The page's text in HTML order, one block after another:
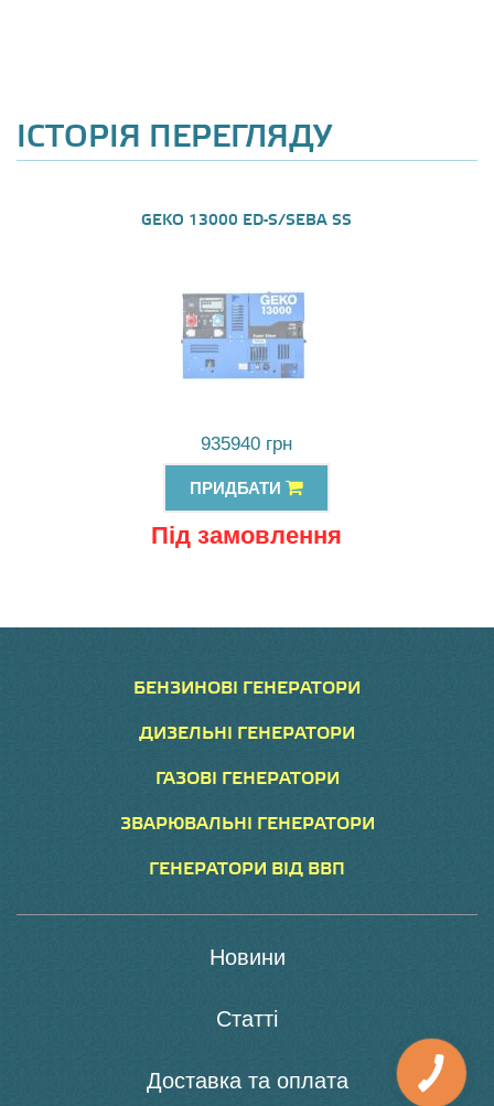
ІСТОРІЯ ПЕРЕГЛЯДУ
GEKO 13000 ED-S/SEBA SS
935940 грн
ПРИДБАТИ
Під замовлення
БЕНЗИНОВІ ГЕНЕРАТОРИ
ДИЗЕЛЬНІ ГЕНЕРАТОРИ
ГАЗОВІ ГЕНЕРАТОРИ
ЗВАРЮВАЛЬНІ ГЕНЕРАТОРИ
ГЕНЕРАТОРИ ВІД ВВП
Новини
Статті
Доставка та оплата